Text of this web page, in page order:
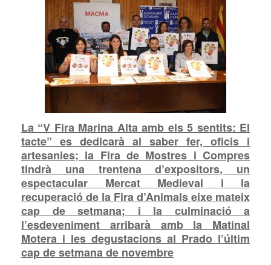
La “V Fira Marina Alta amb els 5 sentits: El
tacte” es dedicarà al saber fer, oficis i
artesanies; la Fira de Mostres i Compres
tindrà una trentena d’expositors, un
espectacular Mercat Medieval i la
recuperació de la Fira d’Animals eixe mateix
cap de setmana; i la culminació a
l’esdeveniment arribarà amb la Matinal
Motera i les degustacions al Prado l’últim
cap de setmana de novembre